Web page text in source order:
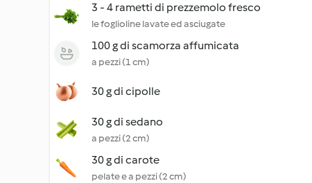
3 - 4 rametti di prezzemolo fresco
le foglioline lavate ed asciugate
100 g di scamorza affumicata
a pezzi (1 cm)
30 g di cipolle
30 g di sedano
a pezzi (2 cm)
30 g di carote
pelate e a pezzi (2 cm)